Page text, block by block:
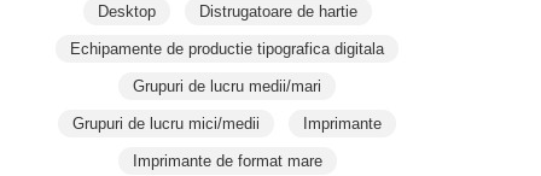
Desktop Distrugatoare de hartie
Echipamente de productie tipografica digitala
Grupuri de lucru medii/mari
Grupuri de lucru mici/medii Imprimante
Imprimante de format mare